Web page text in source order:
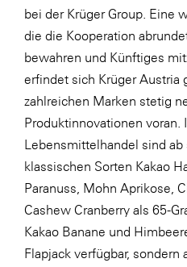
bei der Krüger Group. Eine
die die Kooperation
bewahren und Künftiges
erfindet sich Krüger Austria
zahlreichen Marken stetig
Produktinnovationen voran.
Lebensmittelhandel sind
klassischen Sorten Kakao
Paranuss, Mohn Aprikose,
Cashew Cranberry als 65-
Kakao Banane und
Flapjack verfügbar, sondern